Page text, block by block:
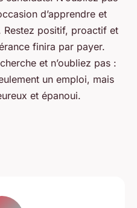
d’apprendre et
Restez positif, proactif et
finira par payer.
et n’oubliez pas :
un emploi, mais
et épanoui.